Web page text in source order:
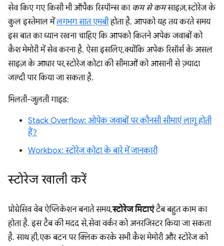
सेव किए गए किसी भी ऑपैक रिस्पॉन्स का कम से कमसाइज़, स्टोरेज के
कुल इस्तेमाल मेंलगभग सात एमबीहोता है. आपको यह तय करते समय
इस बात का ध्यान रखना चाहिए कि आपको कितने अपेक जवाबों को
कैश मेमोरी में सेव करना है. ऐसा इसलिए, क्योंकि अपेक रिसॉर्स के असल
साइज़ के आधार पर, स्टोरेज कोटा की सीमाओं को आसानी से ज़्यादा
जल्दी पार किया जा सकता है.
मिलती-जुलती गाइड:
Stack Overflow: ओपेक जवाबों पर कौनसी सीमाएं लागू होती
हैं?
Workbox: स्टोरेज कोटा के बारे में जानकारी
स्टोरेज खाली करें
प्रोग्रेसिव वेब ऐप्लिकेशन बनाते समय,स्टोरेज मिटाएंटैब बहुत काम का
होता है. इस टैब की मदद से, सेवा वर्कर को अनरजिस्टर किया जा सकता
है. साथ ही, एक बटन पर क्लिक करके सभी कैश मेमोरी और स्टोरेज को